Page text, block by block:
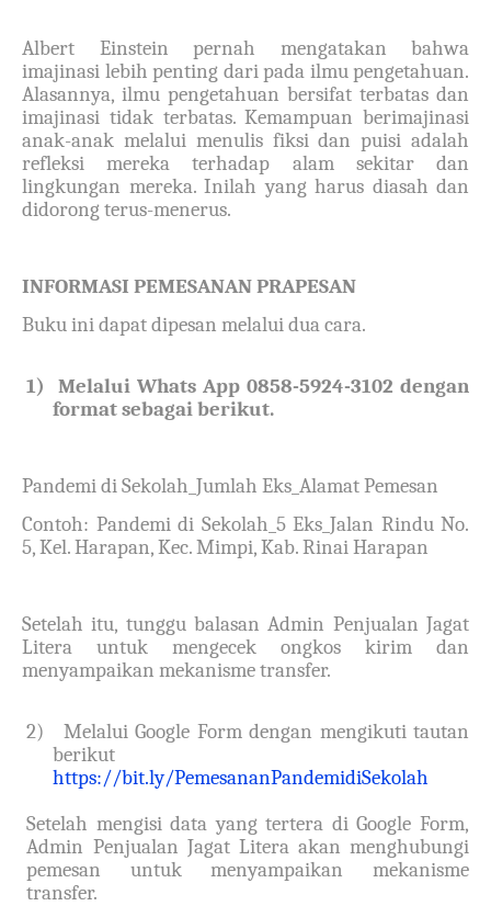
Albert Einstein pernah mengatakan bahwa
imajinasi lebih penting dari pada ilmu pengetahuan.
Alasannya, ilmu pengetahuan bersifat terbatas dan
imajinasi tidak terbatas. Kemampuan berimajinasi
anak-anak melalui menulis fiksi dan puisi adalah
refleksi mereka terhadap alam sekitar dan
lingkungan mereka. Inilah yang harus diasah dan
didorong terus-menerus.
INFORMASI PEMESANAN PRAPESAN
Buku ini dapat dipesan melalui dua cara.
1)
Melalui Whats App 0858-5924-3102 dengan
format sebagai berikut.
Pandemi di Sekolah_Jumlah Eks_Alamat Pemesan
Contoh: Pandemi di Sekolah_5 Eks_Jalan Rindu No.
5, Kel. Harapan, Kec. Mimpi, Kab. Rinai Harapan
Setelah itu, tunggu balasan Admin Penjualan Jagat
Litera untuk mengecek ongkos kirim dan
menyampaikan mekanisme transfer.
2)
Melalui Google Form dengan mengikuti tautan
berikut
https://bit.ly/PemesananPandemidiSekolah
Setelah mengisi data yang tertera di Google Form,
Admin Penjualan Jagat Litera akan menghubungi
pemesan untuk menyampaikan mekanisme
transfer.